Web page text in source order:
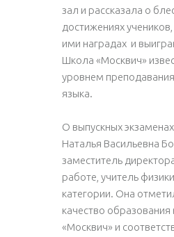
зал и рассказала о
достижениях
ими наградах и
Школа «Москвич»
уровнем
языка.
О выпускных
Наталья Васильевна
заместитель
работе, учитель
категории. Она
качество образования
«Москвич» и